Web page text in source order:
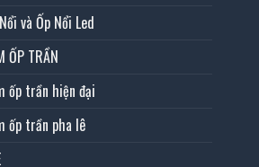
và Ốp Nổi Led
ỐP TRẦN
ốp trần hiện đại
ốp trần pha lê